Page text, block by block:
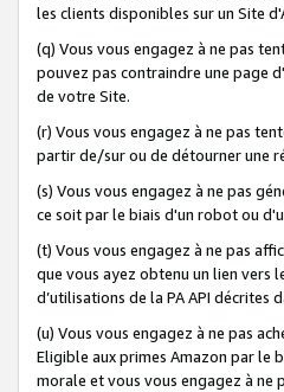
les clients disponibles sur un Site
(q) Vous vous engagez à ne pas
pouvez pas contraindre une page
de votre Site.
(r) Vous vous engagez à ne pas
partir de/sur ou de détourner une
(s) Vous vous engagez à ne pas
ce soit par le biais d'un robot ou
(t) Vous vous engagez à ne pas
que vous ayez obtenu un lien vers
d’utilisations de la PA API décrites
(u) Vous vous engagez à ne pas
Eligible aux primes Amazon par le
morale et vous vous engagez à ne